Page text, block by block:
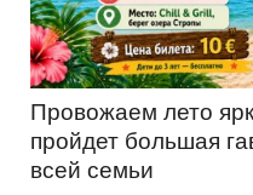
Провожаем лето
пройдет большая
всей семьи